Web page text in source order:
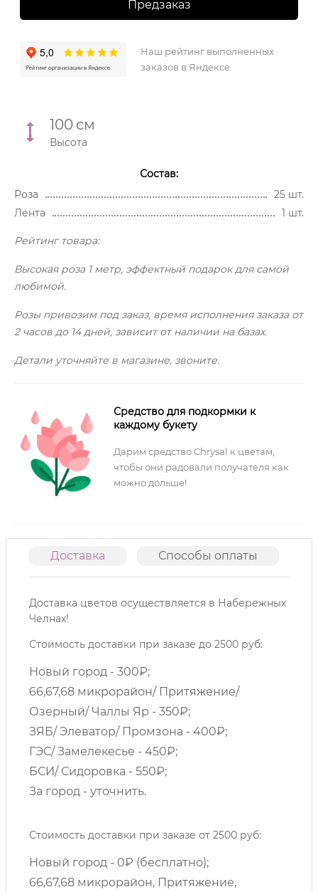
Предзаказ
Наш рейтинг выполненных
заказов в Яндексе
100 см
Высота
Состав:
Роза
25 шт.
Лента
1 шт.
Рейтинг товара:
Высокая роза 1 метр, эффектный подарок для самой
любимой.
Розы привозим под заказ, время исполнения заказа от
2 часов до 14 дней, зависит от наличии на базах.
Детали уточняйте в магазине, звоните.
Средство для подкормки к
каждому букету
Дарим средство Chrysal к цветам,
чтобы они радовали получателя как
можно дольше!
Доставка Способы оплаты
Доставка цветов осуществляется в Набережных
Челнах!
Стоимость доставки при заказе до 2500 руб:
Новый город - 300₽;
66,67,68 микрорайон/ Притяжение/
Озерный/ Чаллы Яр - 350₽;
ЗЯБ/ Элеватор/ Промзона - 400₽;
ГЭС/ Замелекесье - 450₽;
БСИ/ Сидоровка - 550₽;
За город - уточнить.
Стоимость доставки при заказе от 2500 руб:
Новый город - 0₽ (бесплатно);
66,67,68 микрорайон, Притяжение,